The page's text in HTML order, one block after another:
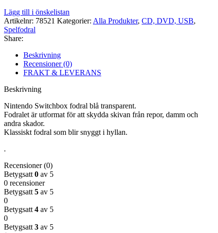
Lägg till i önskelistan
Artikelnr: 78521 Kategorier: Alla Produkter, CD, DVD, USB,
Spelfodral
Share:
Beskrivning
Recensioner (0)
FRAKT & LEVERANS
Beskrivning
Nintendo Switchbox fodral blå transparent.
Fodralet är utformat för att skydda skivan från repor, damm och
andra skador.
Klassiskt fodral som blir snyggt i hyllan.
.
Recensioner (0)
Betygsatt 0 av 5
0 recensioner
Betygsatt 5 av 5
0
Betygsatt 4 av 5
0
Betygsatt 3 av 5